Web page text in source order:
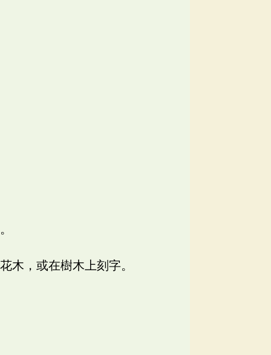
木，或在樹木上刻字。